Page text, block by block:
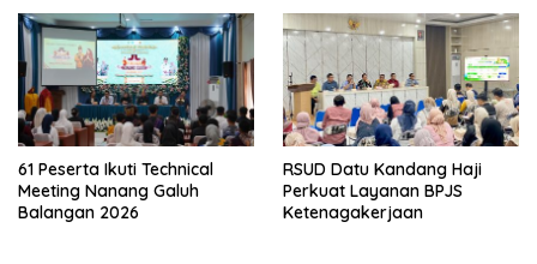
61 Peserta Ikuti Technical
Meeting Nanang Galuh
Balangan 2026
RSUD Datu Kandang Haji
Perkuat Layanan BPJS
Ketenagakerjaan